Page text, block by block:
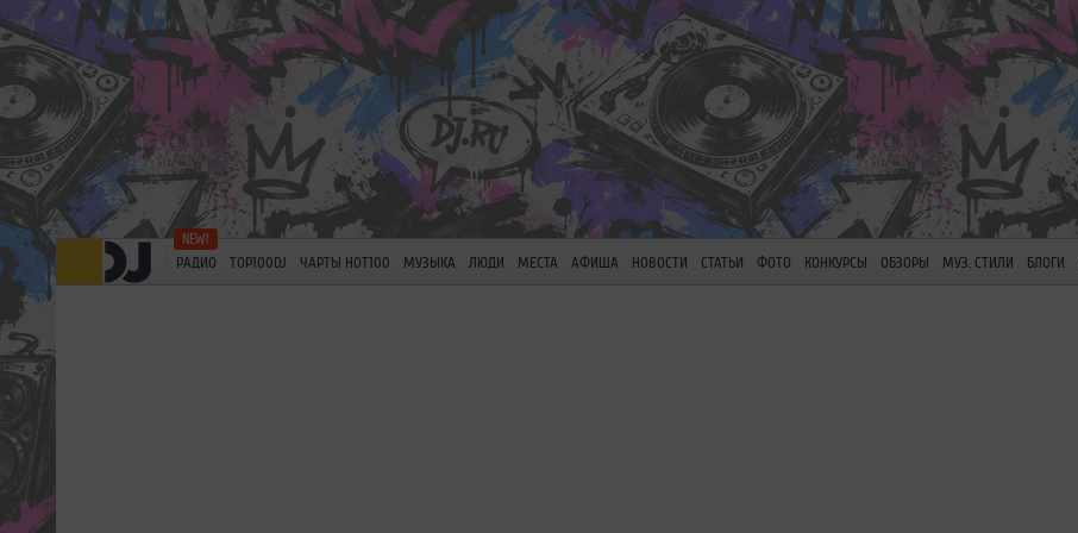
РАДИО TOP100DJ ЧАРТЫ HOT100 МУЗЫКА ЛЮДИ МЕСТА АФИША НОВОСТИ СТАТЬИ ФОТО КОНКУРСЫ ОБЗОРЫ МУЗ. СТИЛИ БЛОГИ